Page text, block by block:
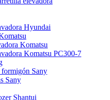
Hyundai
Komatsu
Komatsu PC300-7
formigón Sany
Sany
Shantui